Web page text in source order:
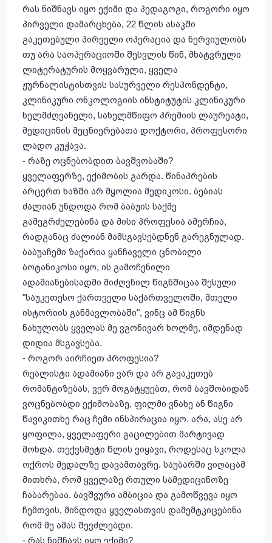
რას ნიშნავს იყო ექიმი და პედაგოგი, როგორი იყო
პირველი დამარცხება, 22 წლის ასაკში
გაკეთებული პირველი ოპერაცია და ნერვიულობს
თუ არა საოპერაციოში შესვლის წინ, მხატვრული
ლიტერატურის მოყვარული, ყველა
ჟურნალისტისთვის სასურველი რესპონდენტი,
კლინიკური ონკოლოგიის ინსტიტუტის კლინიკური
ხელმძღვანელი, სახელმწიფო პრემიის ლაურეატი,
მედიცინის მეცნიერებათა დოქტორი, პროფესორი
ლადო კუჭავა.
- რაზე ოცნებობდით ბავშვობაში?
ყველაფერზე, ექიმობის გარდა. წინაპრების
არცერთ ხაზში არ მყოლია მედიკოსი. ბებიას
ძალიან უნდოდა რომ ბაბუის საქმე
გამეგრძელებინა და მისი პროფესია ამერჩია,
რადგანაც ძალიან მამსგავსებდნენ გარეგნულად.
ბაბუაჩემი ზაქარია ყანჩაველი ცნობილი
ბოტანიკოსი იყო, ის გამოჩენილი
ადამიანებისადმი მიძღვნილ წიგნშიცაა შესული
"საუკეთესო ქართველი საქართველოში, მთელი
ისტორიის განმავლობაში", ვინც ამ წიგნს
ნახულობს ყველას მე ვგონივარ ხოლმე, იმდენად
დიდია მსგავსება.
- როგორ აირჩიეთ პროფესია?
რეალისტი ადამიანი ვარ და არ გავაკეთებ
რომანტიზებას, ვერ მოგატყუებთ, რომ ბავშობიდან
ვოცნებობდი ექიმობაზე, ფილმი ვნახე ან წიგნი
წავიკითხე რაც ჩემი ინსპირაცია იყო. არა, ასე არ
ყოფილა, ყველაფერი გაცილებით მარტივად
მოხდა. თექვსმეტი წლის ვიყავი, როდესაც სკოლა
ოქროს მედალზე დავამთავრე. საუბარში ვიღაცამ
მითხრა, რომ ყველაზე რთული სამედიცინოზე
ჩაბარებაა. ბავშვური ამბიცია და გამოწვევა იყო
ჩემთვის, მინდოდა ყველასთვის დამემტკიცებინა
რომ მე ამას შევძლებდი.
- რას ნიშნავს იყო ექიმი?